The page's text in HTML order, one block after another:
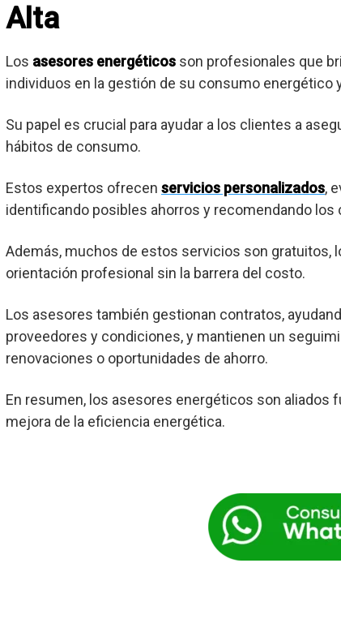
Alta
Los asesores energéticos son profesionales que
individuos en la gestión de su consumo energético
Su papel es crucial para ayudar a los clientes a
hábitos de consumo.
Estos expertos ofrecen servicios personalizados,
identificando posibles ahorros y recomendando los
Además, muchos de estos servicios son gratuitos,
orientación profesional sin la barrera del costo.
Los asesores también gestionan contratos,
proveedores y condiciones, y mantienen un
renovaciones o oportunidades de ahorro.
En resumen, los asesores energéticos son
mejora de la eficiencia energética.